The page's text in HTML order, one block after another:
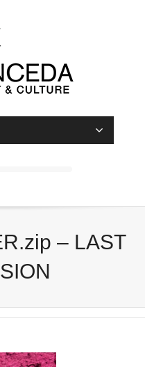
– LAST